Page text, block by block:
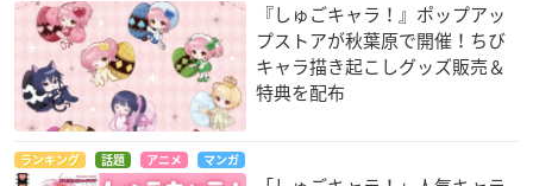
『しゅごキャラ！』ポップアッ
プストアが秋葉原で開催！ちび
キャラ描き起こしグッズ販売＆
特典を配布
ランキング 話題 アニメ マンガ